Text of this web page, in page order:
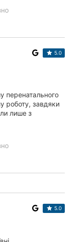
5.0
перенатального
роботу, завдяки
лише з
лікарня р...
5.0